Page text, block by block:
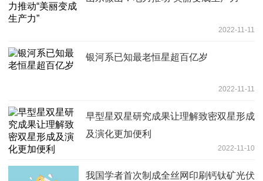
2022-11-11
银河系已知最老恒星超百亿岁
2022-11-11
早型星双星研究成果让理解致密双星形成
及演化更加便利
2022-11-10
我国学者首次制成全丝网印刷钙钛矿光伏